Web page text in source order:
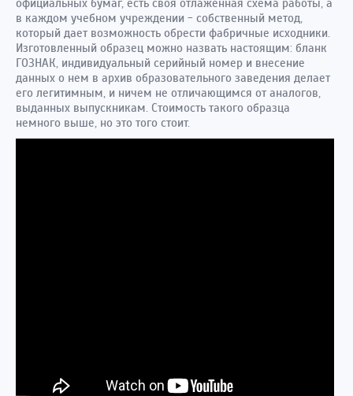
в каждом учебном учреждении - собственный метод,
который дает возможность обрести фабричные исходники.
Изготовленный образец можно назвать настоящим: бланк
ГОЗНАК, индивидуальный серийный номер и внесение
данных о нем в архив образовательного заведения делает
его легитимным, и ничем не отличающимся от аналогов,
выданных выпускникам. Стоимость такого образца
немного выше, но это того стоит.